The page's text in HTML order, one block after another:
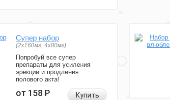
Супер набор
(2х160мг, 4х80мг)
Попробуй все супер
препараты для усиления
эрекции и продления
полового акта!
от 158Р Купить